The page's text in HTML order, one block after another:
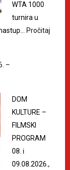
WTA 1000
turnira u
Pročitaj
–
DOM
KULTURE –
FILMSKI
PROGRAM
08. i
09.08.2026.,